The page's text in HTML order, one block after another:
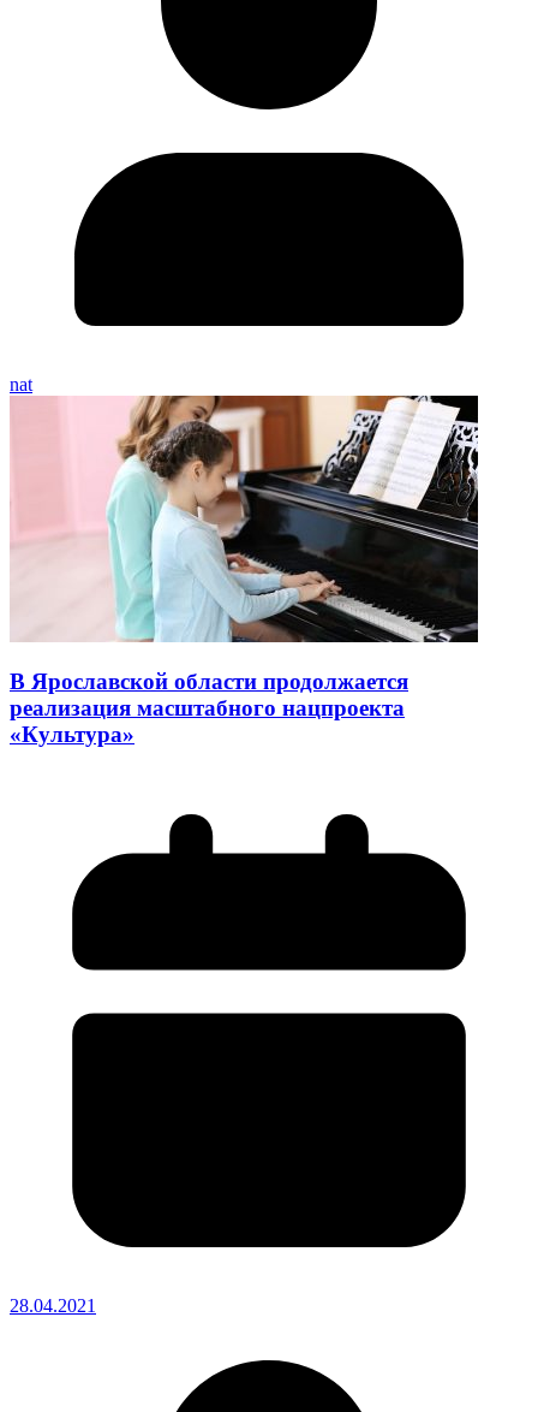
nat
В Ярославской области продолжается
реализация масштабного нацпроекта
«Культура»
28.04.2021